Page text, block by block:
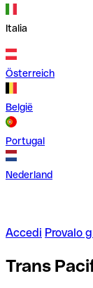
Italia
Österreich
België
Portugal
Nederland
Accedi Provalo
Trans